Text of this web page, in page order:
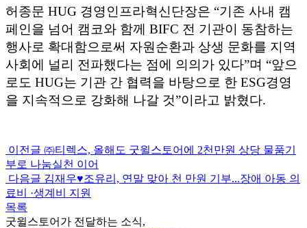
허종문 HUG 경영인프라혁신단장은 “기존 사내 캠
페인을 넘어 캠코와 함께 BIFC 전 기관이 동참하는
행사로 확대함으로써 자원순환과 상생 문화를 지역
사회에 널리 전파했다는 점에 의의가 있다”며 “앞으
로도 HUG는 기관 간 협력을 바탕으로 한 ESG경영
을 지속적으로 강화해 나갈 것”이라고 밝혔다.
이전글 ㈜티렉스, 올해도 굿윌스토어에 2천만원 상당 물품기
부로 나눔실천 이어
다음글 김재우♥조유리, 연말 맞아 천 만원 기부...장애 아동 의
료비 ·생계비 지원
목록
굿윌스토어가 전달하는 소식,